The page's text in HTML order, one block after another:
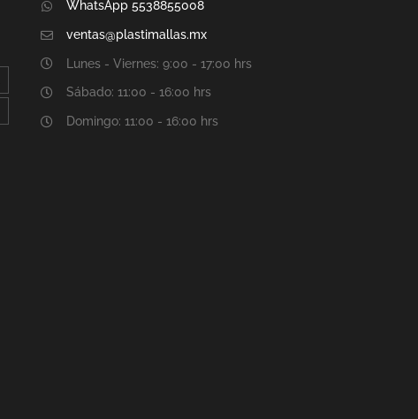
WhatsApp 5538855008
ventas@plastimallas.mx
Lunes - Viernes: 9:00 - 17:00 hrs
Sábado: 11:00 - 16:00 hrs
Domingo: 11:00 - 16:00 hrs